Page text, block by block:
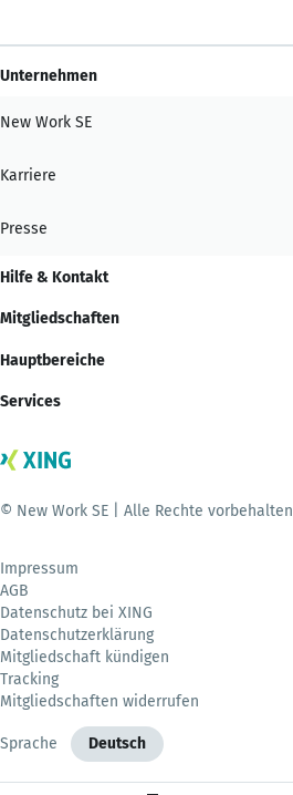
Unternehmen
New Work SE
Karriere
Presse
Hilfe & Kontakt
Mitgliedschaften
Hauptbereiche
Services
© New Work SE | Alle Rechte vorbehalten
Impressum
AGB
Datenschutz bei XING
Datenschutzerklärung
Mitgliedschaft kündigen
Tracking
Mitgliedschaften widerrufen
Sprache Deutsch